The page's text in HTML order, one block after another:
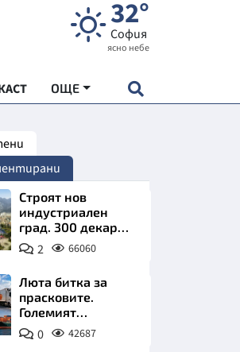
32°
София
ясно небе
ОЩЕ
БЪЛГАРИЯ"
Строят нов
индустриален
град. 300 декара
чакат златни
заводи
2 66060
Люта битка за
прасковите.
Големият
победител е
Турция
0 42687